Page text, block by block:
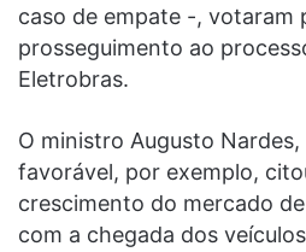
caso de empate -, votaram
prosseguimento ao
Eletrobras.
O ministro Augusto
favorável, por exemplo,
crescimento do mercado
com a chegada dos